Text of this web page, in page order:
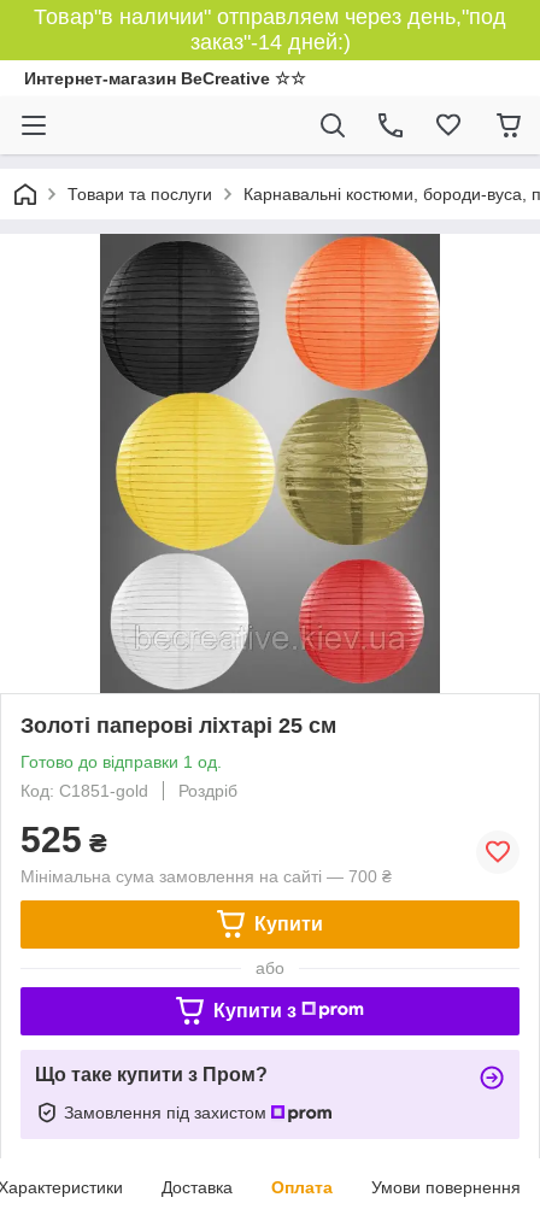
Товар"в наличии" отправляем через день,"под
заказ"-14 дней:)
Интернет-магазин BeCreative ☆☆
Товари та послуги Карнавальні костюми, бороди-вуса,
Золоті паперові ліхтарі 25 см
Готово до відправки 1 од.
Код: C1851-gold
Роздріб
525 ₴
Мінімальна сума замовлення на сайті — 700 ₴
Купити
або
Купити з
Що таке купити з Пром?
Замовлення під захистом
Доставка Оплата Умови повернення